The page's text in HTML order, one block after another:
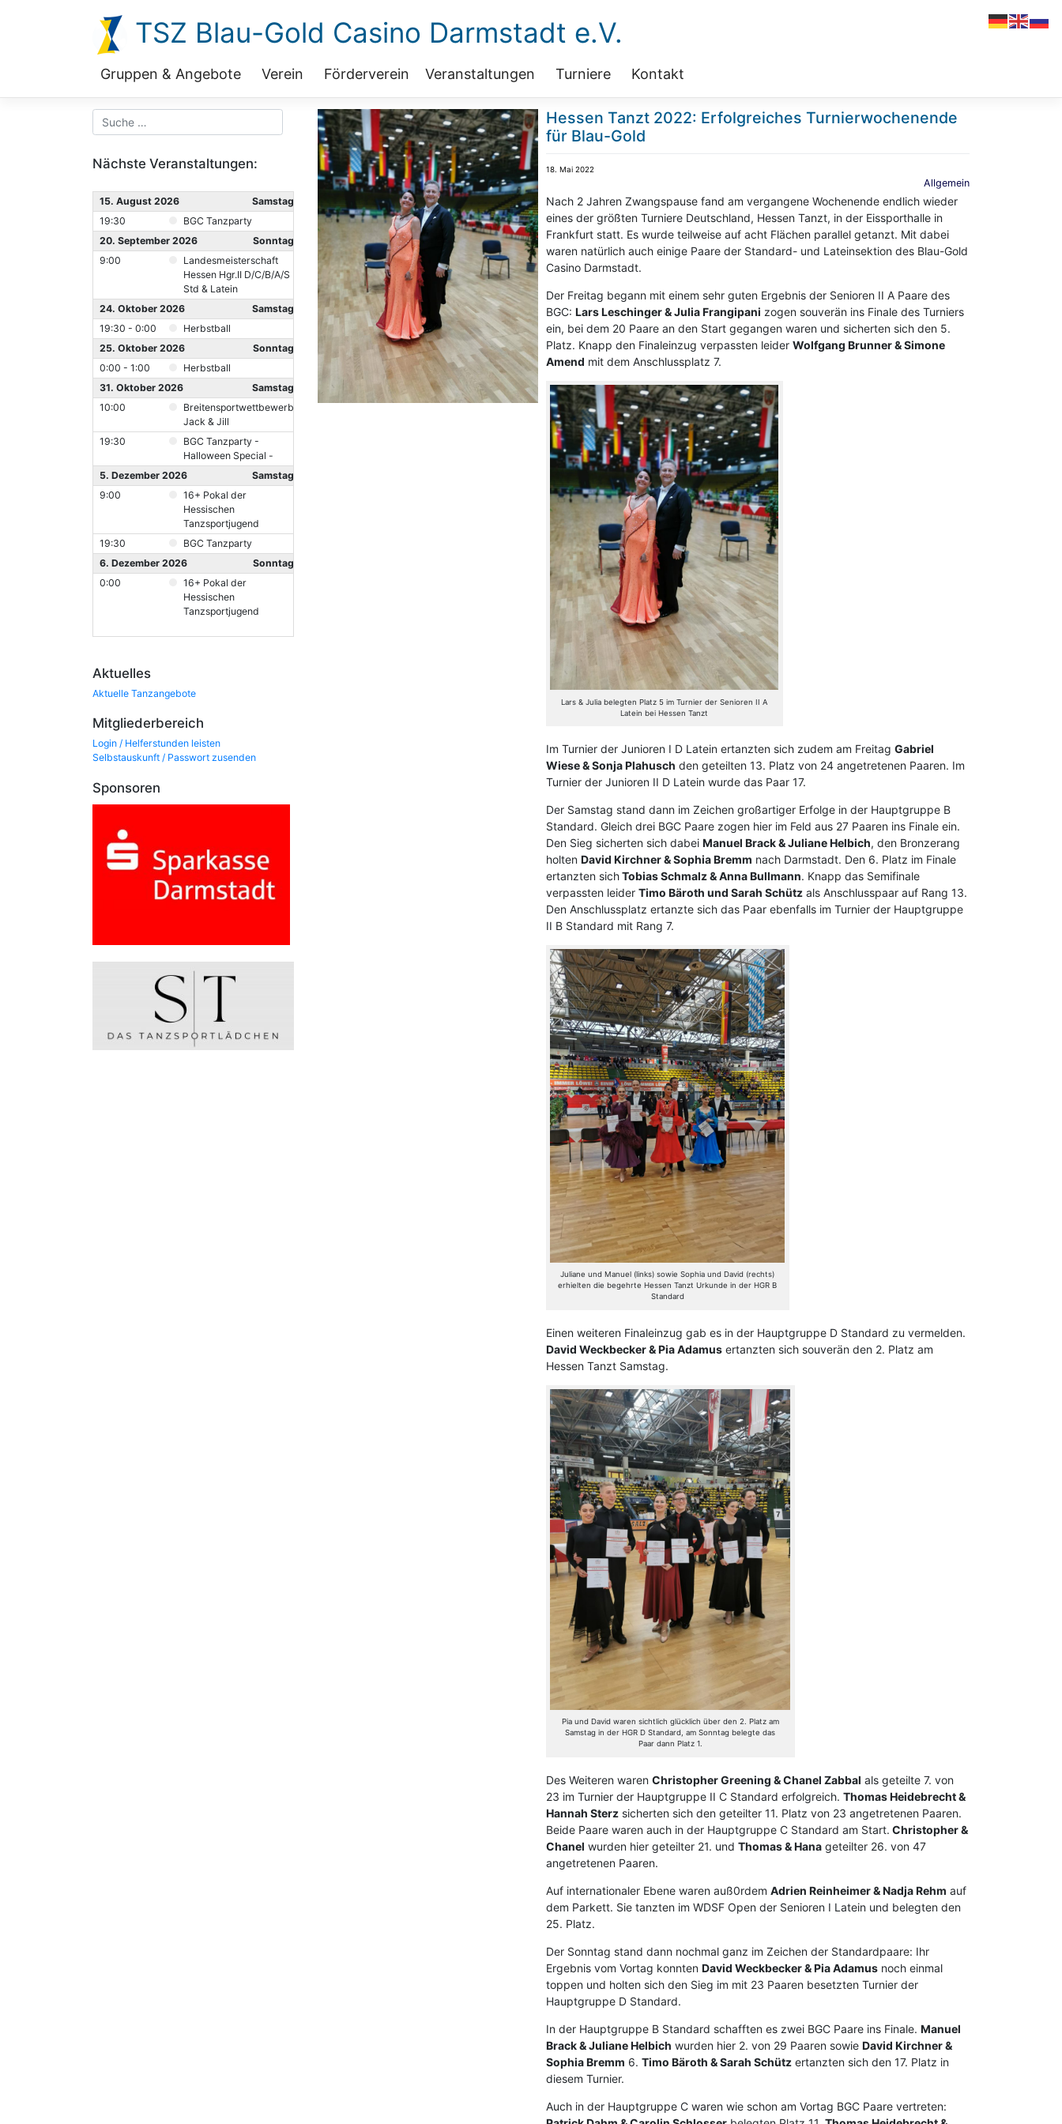
TSZ Blau-Gold Casino Darmstadt e.V.
Gruppen & Angebote Verein Förderverein Veranstaltungen Turniere Kontakt
Nächste Veranstaltungen:
15. August 2026
Samstag
19:30
BGC Tanzparty
20. September 2026
Sonntag
9:00
Landesmeisterschaft
Hessen Hgr.II D/C/B/A/S
Std & Latein
24. Oktober 2026
Samstag
19:30 - 0:00
Herbstball
25. Oktober 2026
Sonntag
0:00 - 1:00
Herbstball
31. Oktober 2026
Samstag
10:00
Breitensportwettbewerb
Jack & Jill
19:30
BGC Tanzparty -
Halloween Special -
5. Dezember 2026
Samstag
9:00
16+ Pokal der
Hessischen
Tanzsportjugend
19:30
BGC Tanzparty
6. Dezember 2026
Sonntag
0:00
16+ Pokal der
Hessischen
Tanzsportjugend
Aktuelles
Aktuelle Tanzangebote
Mitgliederbereich
Login / Helferstunden leisten
Selbstauskunft / Passwort zusenden
Sponsoren
Hessen Tanzt 2022: Erfolgreiches Turnierwochenende
für Blau-Gold
18. Mai 2022
Allgemein
Nach 2 Jahren Zwangspause fand am vergangene Wochenende endlich wieder
eines der größten Turniere Deutschland, Hessen Tanzt, in der Eissporthalle in
Frankfurt statt. Es wurde teilweise auf acht Flächen parallel getanzt. Mit dabei
waren natürlich auch einige Paare der Standard- und Lateinsektion des Blau-Gold
Casino Darmstadt.
Der Freitag begann mit einem sehr guten Ergebnis der Senioren II A Paare des
BGC: Lars Leschinger & Julia Frangipani zogen souverän ins Finale des Turniers
ein, bei dem 20 Paare an den Start gegangen waren und sicherten sich den 5.
Platz. Knapp den Finaleinzug verpassten leider Wolfgang Brunner & Simone
Amend mit dem Anschlussplatz 7.
Lars & Julia belegten Platz 5 im Turnier der Senioren II A
Latein bei Hessen Tanzt
Im Turnier der Junioren I D Latein ertanzten sich zudem am Freitag Gabriel
Wiese & Sonja Plahusch den geteilten 13. Platz von 24 angetretenen Paaren. Im
Turnier der Junioren II D Latein wurde das Paar 17.
Der Samstag stand dann im Zeichen großartiger Erfolge in der Hauptgruppe B
Standard. Gleich drei BGC Paare zogen hier im Feld aus 27 Paaren ins Finale ein.
Den Sieg sicherten sich dabei Manuel Brack & Juliane Helbich, den Bronzerang
holten David Kirchner & Sophia Bremm nach Darmstadt. Den 6. Platz im Finale
ertanzten sichTobias Schmalz & Anna Bullmann. Knapp das Semifinale
verpassten leider Timo Bäroth und Sarah Schützals Anschlusspaar auf Rang 13.
Den Anschlussplatz ertanzte sich das Paar ebenfalls im Turnier der Hauptgruppe
II B Standard mit Rang 7.
Juliane und Manuel (links) sowie Sophia und David (rechts)
erhielten die begehrte Hessen Tanzt Urkunde in der HGR B
Standard
Einen weiteren Finaleinzug gab es in der Hauptgruppe D Standard zu vermelden.
David Weckbecker & Pia Adamusertanzten sich souverän den 2. Platz am
Hessen Tanzt Samstag.
Pia und David waren sichtlich glücklich über den 2. Platz am
Samstag in der HGR D Standard, am Sonntag belegte das
Paar dann Platz 1.
Des Weiteren waren Christopher Greening & Chanel Zabbal als geteilte 7. von
23 im Turnier der Hauptgruppe II C Standard erfolgreich. Thomas Heidebrecht &
Hannah Sterzsicherten sich den geteilter 11. Platz von 23 angetretenen Paaren.
Beide Paare waren auch in der Hauptgruppe C Standard am Start. Christopher &
Chanel wurden hier geteilter 21. und Thomas & Hanageteilter 26. von 47
angetretenen Paaren.
Auf internationaler Ebene waren auß0rdem Adrien Reinheimer & Nadja Rehm auf
dem Parkett. Sie tanzten im WDSF Open der Senioren I Latein und belegten den
25. Platz.
Der Sonntag stand dann nochmal ganz im Zeichen der Standardpaare: Ihr
Ergebnis vom Vortag konnten David Weckbecker & Pia Adamusnoch einmal
toppen und holten sich den Sieg im mit 23 Paaren besetzten Turnier der
Hauptgruppe D Standard.
In der Hauptgruppe B Standard schafften es zwei BGC Paare ins Finale. Manuel
Brack & Juliane Helbich wurden hier 2. von 29 Paaren sowie David Kirchner &
Sophia Bremm 6. Timo Bäroth & Sarah Schützertanzten sich den 17. Platz in
diesem Turnier.
Auch in der Hauptgruppe C waren wie schon am Vortag BGC Paare vertreten: